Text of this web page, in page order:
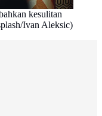
kesulitan
Ivan Aleksic)